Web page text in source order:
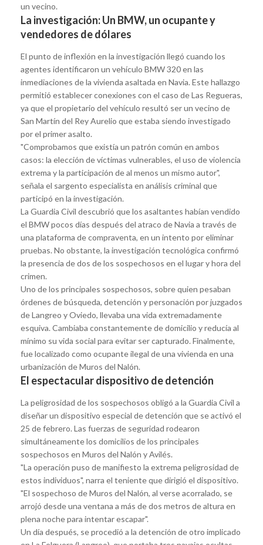
un vecino.
La investigación: Un BMW, un ocupante y
vendedores de dólares
El punto de inflexión en la investigación llegó cuando los
agentes identificaron un vehículo BMW 320 en las
inmediaciones de la vivienda asaltada en Navia. Este hallazgo
permitió establecer conexiones con el caso de Las Regueras,
ya que el propietario del vehículo resultó ser un vecino de
San Martín del Rey Aurelio que estaba siendo investigado
por el primer asalto.
"Comprobamos que existía un patrón común en ambos
casos: la elección de víctimas vulnerables, el uso de violencia
extrema y la participación de al menos un mismo autor",
señala el sargento especialista en análisis criminal que
participó en la investigación.
La Guardia Civil descubrió que los asaltantes habían vendido
el BMW pocos días después del atraco de Navia a través de
una plataforma de compraventa, en un intento por eliminar
pruebas. No obstante, la investigación tecnológica confirmó
la presencia de dos de los sospechosos en el lugar y hora del
crimen.
Uno de los principales sospechosos, sobre quien pesaban
órdenes de búsqueda, detención y personación por juzgados
de Langreo y Oviedo, llevaba una vida extremadamente
esquiva. Cambiaba constantemente de domicilio y reducía al
mínimo su vida social para evitar ser capturado. Finalmente,
fue localizado como ocupante ilegal de una vivienda en una
urbanización de Muros del Nalón.
El espectacular dispositivo de detención
La peligrosidad de los sospechosos obligó a la Guardia Civil a
diseñar un dispositivo especial de detención que se activó el
25 de febrero. Las fuerzas de seguridad rodearon
simultáneamente los domicilios de los principales
sospechosos en Muros del Nalón y Avilés.
"La operación puso de manifiesto la extrema peligrosidad de
estos individuos", narra el teniente que dirigió el dispositivo.
"El sospechoso de Muros del Nalón, al verse acorralado, se
arrojó desde una ventana a más de dos metros de altura en
plena noche para intentar escapar".
Un día después, se procedió a la detención de otro implicado